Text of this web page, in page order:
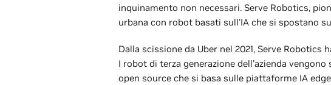
inquinamento non necessari. Serve Robotics,
urbana con robot basati sull'IA che si spostano
Dalla scissione da Uber nel 2021, Serve
I robot di terza generazione dell'azienda
open source che si basa sulle piattaforme IA edge